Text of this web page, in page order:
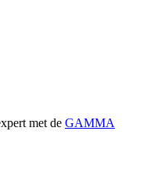
met de GAMMA